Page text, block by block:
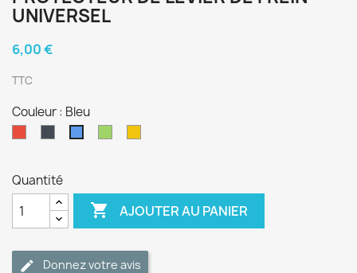
UNIVERSEL
6,00 €
TTC
Couleur : Bleu
Quantité
 AJOUTER AU PANIER
Donnez votre avis